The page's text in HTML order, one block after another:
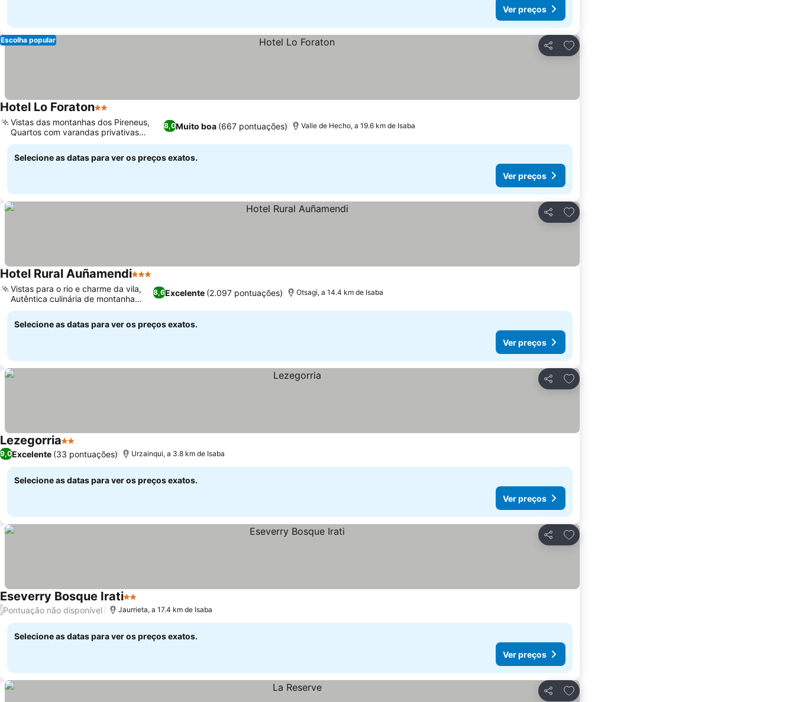
Ver preços
Partilhar
Adicionar aos favoritos
Escolha popular
Hotel Lo Foraton2 Estrelas
8,0Muito boa (667 pontuações)
Vistas das montanhas dos Pireneus,
Quartos com varandas privativas
mobiliadas
Valle de Hecho, a 19.6 km de Isaba
Selecione as datas para ver os preços exatos.
Ver preços
Partilhar
Adicionar aos favoritos
Hotel Rural Auñamendi3 Estrelas
8,6Excelente (2.097 pontuações)
Vistas para o rio e charme da vila,
Autêntica culinária de montanha
navarra
Otsagi, a 14.4 km de Isaba
Selecione as datas para ver os preços exatos.
Ver preços
Partilhar
Adicionar aos favoritos
Lezegorria2 Estrelas
9,0Excelente (33 pontuações) Urzainqui, a 3.8 km de Isaba
Selecione as datas para ver os preços exatos.
Ver preços
Partilhar
Adicionar aos favoritos
Eseverry Bosque Irati2 Estrelas
/Pontuação não disponível Jaurrieta, a 17.4 km de Isaba
Selecione as datas para ver os preços exatos.
Ver preços
Partilhar
Adicionar aos favoritos